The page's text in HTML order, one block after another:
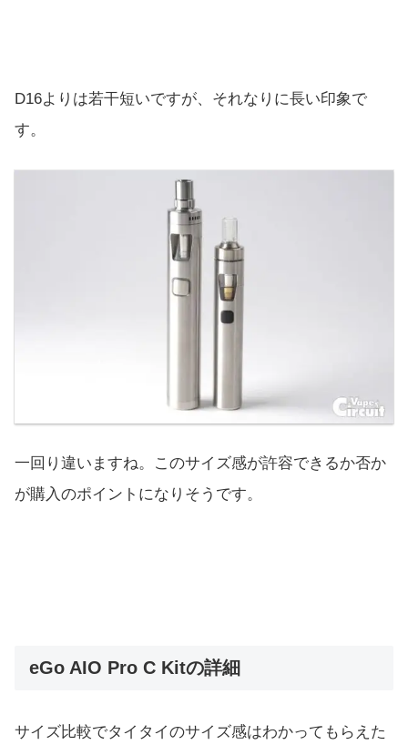
D16よりは若干短いですが、それなりに長い印象で
す。
一回り違いますね。このサイズ感が許容できるか否か
が購入のポイントになりそうです。
eGo AIO Pro C Kitの詳細
サイズ比較でタイタイのサイズ感はわかってもらえた